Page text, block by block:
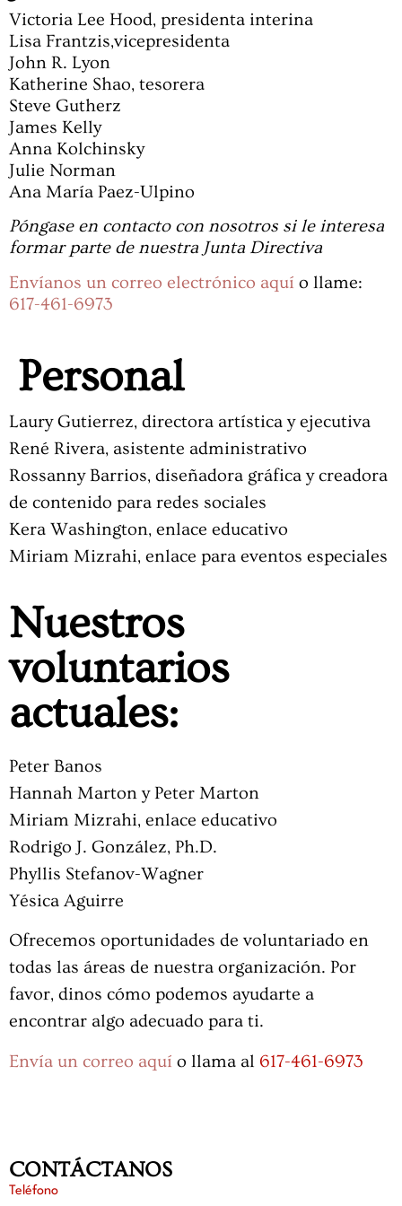
Victoria Lee Hood, presidenta interina
Lisa Frantzis,vicepresidenta
John R. Lyon
Katherine Shao, tesorera
Steve Gutherz
James Kelly
Anna Kolchinsky
Julie Norman
Ana María Paez-Ulpino
Póngase en contacto con nosotros si le interesa
formar parte de nuestra Junta Directiva
Envíanos un correo electrónico aquí o llame:
617-461-6973
Personal
Laury Gutierrez, directora artística y ejecutiva
René Rivera, asistente administrativo
Rossanny Barrios, diseñadora gráfica y creadora
de contenido para redes sociales
Kera Washington, enlace educativo
Miriam Mizrahi, enlace para eventos especiales
Nuestros
voluntarios
actuales:
Peter Banos
Hannah Marton y Peter Marton
Miriam Mizrahi, enlace educativo
Rodrigo J. González, Ph.D.
Phyllis Stefanov-Wagner
Yésica Aguirre
Ofrecemos oportunidades de voluntariado en
todas las áreas de nuestra organización. Por
favor, dinos cómo podemos ayudarte a
encontrar algo adecuado para ti.
Envía un correo aquí o llama al 617-461-6973
CONTÁCTANOS
Teléfono